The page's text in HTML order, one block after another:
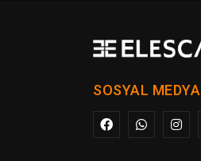
SOSYAL MEDYA